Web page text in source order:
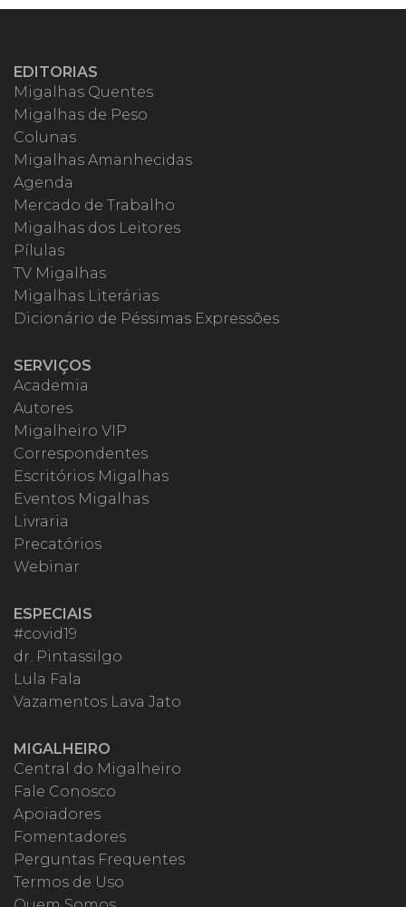
EDITORIAS
Migalhas Quentes
Migalhas de Peso
Colunas
Migalhas Amanhecidas
Agenda
Mercado de Trabalho
Migalhas dos Leitores
Pílulas
TV Migalhas
Migalhas Literárias
Dicionário de Péssimas Expressões
SERVIÇOS
Academia
Autores
Migalheiro VIP
Correspondentes
Escritórios Migalhas
Eventos Migalhas
Livraria
Precatórios
Webinar
ESPECIAIS
#covid19
dr. Pintassilgo
Lula Fala
Vazamentos Lava Jato
MIGALHEIRO
Central do Migalheiro
Fale Conosco
Apoiadores
Fomentadores
Perguntas Frequentes
Termos de Uso